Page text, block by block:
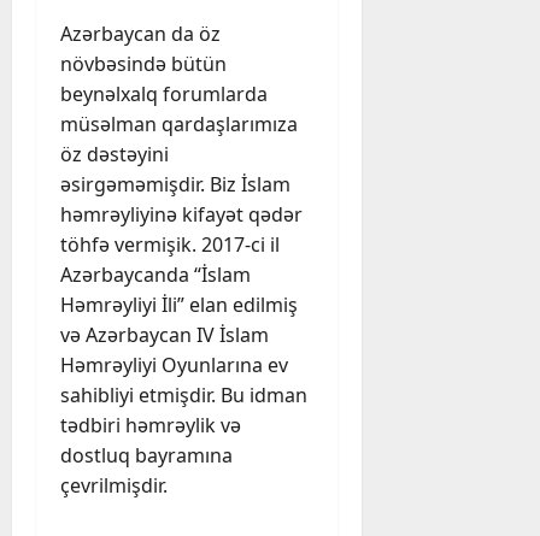
Azərbaycan da öz
növbəsində bütün
beynəlxalq forumlarda
müsəlman qardaşlarımıza
öz dəstəyini
əsirgəməmişdir. Biz İslam
həmrəyliyinə kifayət qədər
töhfə vermişik. 2017-ci il
Azərbaycanda “İslam
Həmrəyliyi İli” elan edilmiş
və Azərbaycan IV İslam
Həmrəyliyi Oyunlarına ev
sahibliyi etmişdir. Bu idman
tədbiri həmrəylik və
dostluq bayramına
çevrilmişdir.